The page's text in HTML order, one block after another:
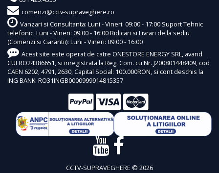
comenzi@cctv-supraveghere.ro
Vanzari si Consultanta: Luni - Vineri: 09:00 - 17:00 Suport Tehnic
telefonic: Luni - Vineri: 09:00 - 16:00 Ridicari si Livrari de la sediu
(Comenzi si Garantii): Luni - Vineri: 09:00 - 16:00
Acest site este operat de catre ONESTORE ENERGY SRL, avand
CUI RO24386651, si inregistrata la Reg. Com. cu Nr. J200801448409, cod
CAEN 6202, 4791, 2630, Capital Social: 100.000RON, si cont deschis la
ING BANK: RO31INGB0000999914815357
CCTV-SUPRAVEGHERE © 2026